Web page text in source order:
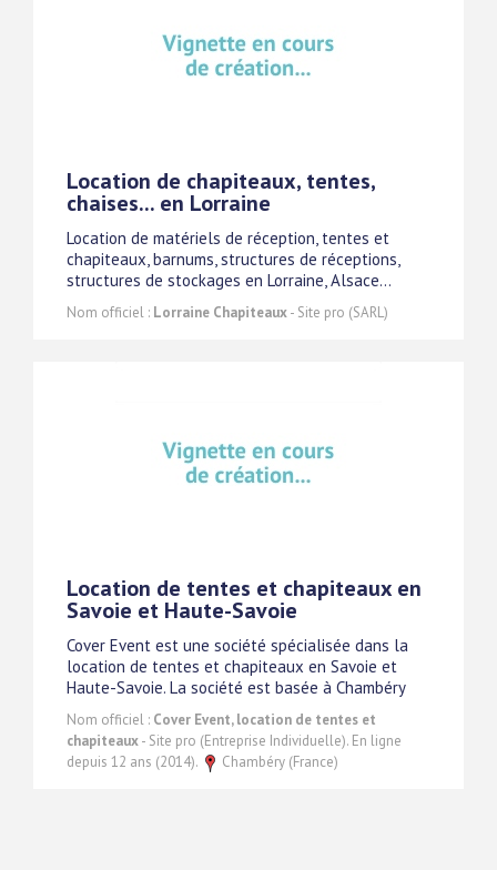
Location de chapiteaux, tentes,
chaises... en Lorraine
Location de matériels de réception, tentes et
chapiteaux, barnums, structures de réceptions,
structures de stockages en Lorraine, Alsace...
Nom officiel : Lorraine Chapiteaux- Site pro (SARL)
Location de tentes et chapiteaux en
Savoie et Haute-Savoie
Cover Event est une société spécialisée dans la
location de tentes et chapiteaux en Savoie et
Haute-Savoie. La société est basée à Chambéry
Nom officiel : Cover Event, location de tentes et
chapiteaux- Site pro (Entreprise Individuelle). En ligne
depuis 12 ans (2014).
Chambéry (France)